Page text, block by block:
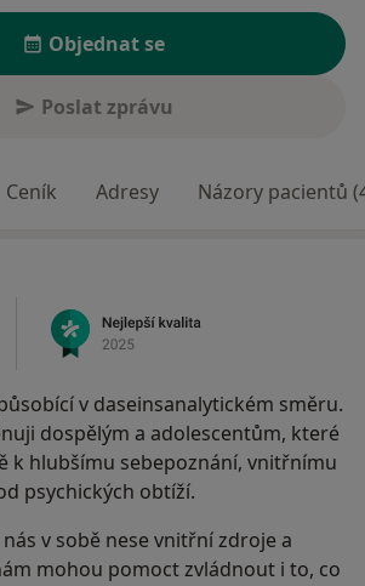
Objednat se
Poslat zprávu
Ceník Adresy Názory pacientů
v daseinsanalytickém směru.
dospělým a adolescentům, které
k hlubšímu sebepoznání, vnitřnímu
psychických obtíží.
v sobě nese vnitřní zdroje a
mohou pomoct zvládnout i to, co